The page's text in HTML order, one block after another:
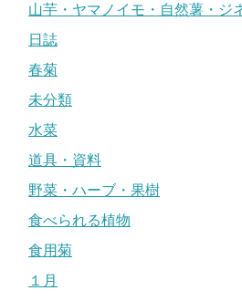
山芋・ヤマノイモ・自然薯・ジ
日誌
春菊
未分類
水菜
道具・資料
野菜・ハーブ・果樹
食べられる植物
食用菊
１月